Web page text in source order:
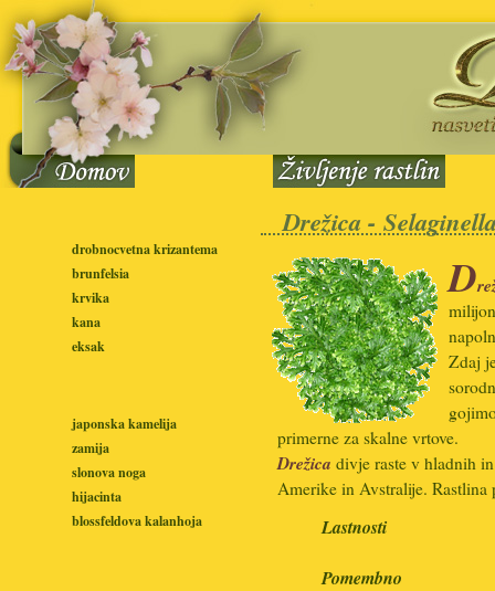
drobnocvetna krizantema
brunfelsia
krvika
kana
eksak
japonska kamelija
zamija
slonova noga
hijacinta
blossfeldova kalanhoja
Drežica -
D
Zdaj
primerne za skalne vrtove.
Drežica divje raste v hladnih
Amerike in Avstralije.
Lastnosti
Pomembno